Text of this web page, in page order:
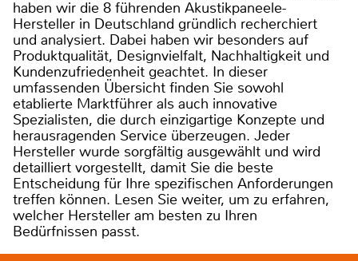
haben wir die 8 führenden Akustikpaneele-
Hersteller in Deutschland gründlich recherchiert
und analysiert. Dabei haben wir besonders auf
Produktqualität, Designvielfalt, Nachhaltigkeit und
Kundenzufriedenheit geachtet. In dieser
umfassenden Übersicht finden Sie sowohl
etablierte Marktführer als auch innovative
Spezialisten, die durch einzigartige Konzepte und
herausragenden Service überzeugen. Jeder
Hersteller wurde sorgfältig ausgewählt und wird
detailliert vorgestellt, damit Sie die beste
Entscheidung für Ihre spezifischen Anforderungen
treffen können. Lesen Sie weiter, um zu erfahren,
welcher Hersteller am besten zu Ihren
Bedürfnissen passt.